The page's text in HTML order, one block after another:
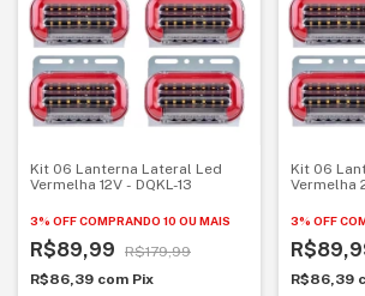
Kit 06 Lanterna Lateral Led
Vermelha 12V - DQKL-13
3% OFFCOMPRANDO 10 OU MAIS
R$89,99
R$179,99
R$86,39 com Pix
Kit 06
Vermelha
3% OFF
R$86,39